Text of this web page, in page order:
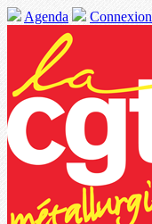
Agenda Connexion